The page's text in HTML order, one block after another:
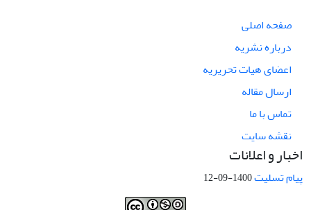
صفحه اصلی
درباره نشریه
اعضای هیات تحریریه
ارسال مقاله
تماس با ما
نقشه سایت
اخبار و اعلانات
پیام تسلیت1400-09-12